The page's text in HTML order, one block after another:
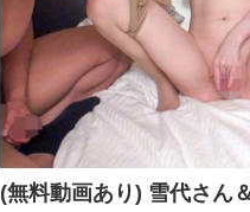
(無料動画あり) 雪代さん